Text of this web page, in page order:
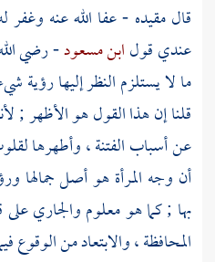
قال مقيده - عفا الله عنه وغفر
عندي قولابن مسعود- رضي
ما لا يستلزم النظر إليها رؤية
قلنا إن هذا القول هو الأظهر ;
عن أسباب الفتنة ، وأطهرها
أن وجه المرأة هو أصل جمالها
بها ; كما هو معلوم والجاري
المحافظة ، والابتعاد من الوقوع